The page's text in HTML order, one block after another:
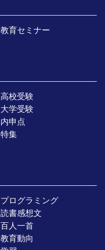
教育セミナー
高校受験
大学受験
内申点
特集
プログラミング
読書感想文
百人一首
教育動向